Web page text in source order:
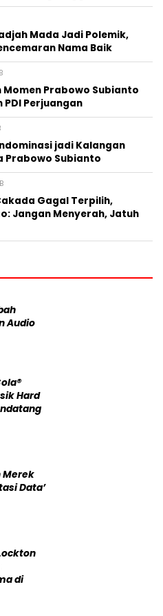
Mada Jadi Polemik,
Nama Baik
Prabowo Subianto
PDI Perjuangan
jadi Kalangan
Prabowo Subianto
Gagal Terpilih,
Jangan Menyerah, Jatuh
Audio
Hard
Merek
Data’
di